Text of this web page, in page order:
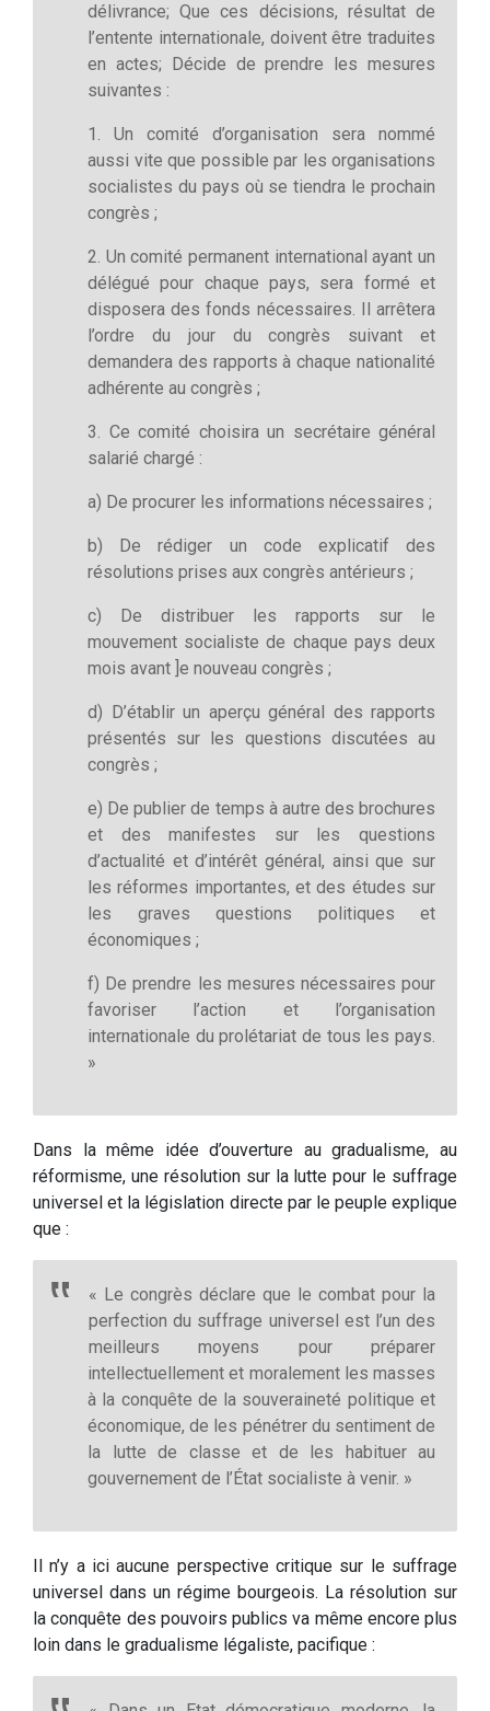
délivrance; Que ces décisions, résultat de
l’entente internationale, doivent être traduites
en actes; Décide de prendre les mesures
suivantes :
1. Un comité d’organisation sera nommé
aussi vite que possible par les organisations
socialistes du pays où se tiendra le prochain
congrès ;
2. Un comité permanent international ayant un
délégué pour chaque pays, sera formé et
disposera des fonds nécessaires. Il arrêtera
l’ordre du jour du congrès suivant et
demandera des rapports à chaque nationalité
adhérente au congrès ;
3. Ce comité choisira un secrétaire général
salarié chargé :
a) De procurer les informations nécessaires ;
b) De rédiger un code explicatif des
résolutions prises aux congrès antérieurs ;
c) De distribuer les rapports sur le
mouvement socialiste de chaque pays deux
mois avant ]e nouveau congrès ;
d) D’établir un aperçu général des rapports
présentés sur les questions discutées au
congrès ;
e) De publier de temps à autre des brochures
et des manifestes sur les questions
d’actualité et d’intérêt général, ainsi que sur
les réformes importantes, et des études sur
les graves questions politiques et
économiques ;
f) De prendre les mesures nécessaires pour
favoriser l’action et l’organisation
internationale du prolétariat de tous les pays.
»
Dans la même idée d’ouverture au gradualisme, au
réformisme, une résolution sur la lutte pour le suffrage
universel et la législation directe par le peuple explique
que :
« Le congrès déclare que le combat pour la
perfection du suffrage universel est l’un des
meilleurs moyens pour préparer
intellectuellement et moralement les masses
à la conquête de la souveraineté politique et
économique, de les pénétrer du sentiment de
la lutte de classe et de les habituer au
gouvernement de l’État socialiste à venir. »
Il n’y a ici aucune perspective critique sur le suffrage
universel dans un régime bourgeois. La résolution sur
la conquête des pouvoirs publics va même encore plus
loin dans le gradualisme légaliste, pacifique :